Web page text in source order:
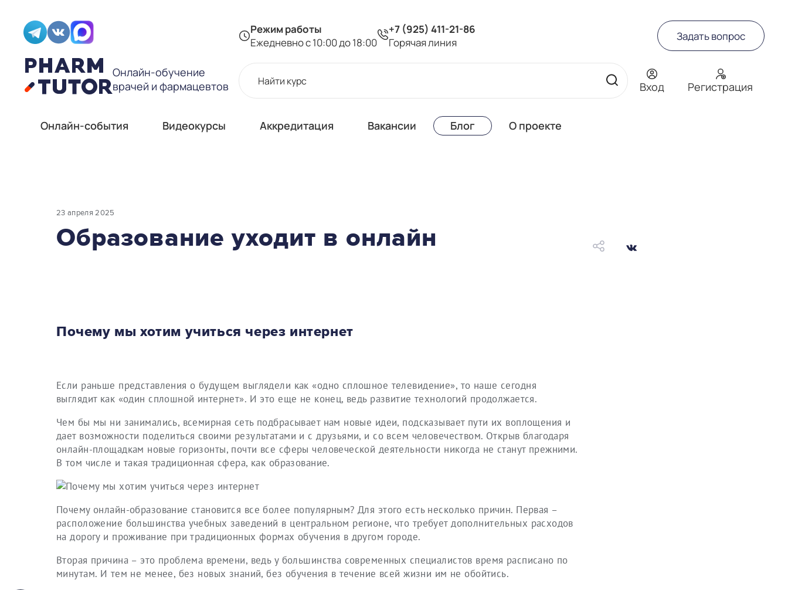
Онлайн-обучение
врачей и фармацевтов
Режим работы
Ежедневно с 10:00 до 18:00
+7 (925) 411-21-86
Горячая линия
Задать вопрос
Вход Регистрация
Онлайн-события Видеокурсы Аккредитация Вакансии Блог О проекте
23 апреля 2025
Образование уходит в онлайн
Почему мы хотим учиться через интернет
Если раньше представления о будущем выглядели как «одно сплошное телевидение», то наше сегодня
выглядит как «один сплошной интернет». И это еще не конец, ведь развитие технологий продолжается.
Чем бы мы ни занимались, всемирная сеть подбрасывает нам новые идеи, подсказывает пути их воплощения и
дает возможности поделиться своими результатами и с друзьями, и со всем человечеством. Открыв благодаря
онлайн-площадкам новые горизонты, почти все сферы человеческой деятельности никогда не станут прежними.
В том числе и такая традиционная сфера, как образование.
Почему онлайн-образование становится все более популярным? Для этого есть несколько причин. Первая –
расположение большинства учебных заведений в центральном регионе, что требует дополнительных расходов
на дорогу и проживание при традиционных формах обучения в другом городе.
Вторая причина – это проблема времени, ведь у большинства современных специалистов время расписано по
минутам. И тем не менее, без новых знаний, без обучения в течение всей жизни им не обойтись.